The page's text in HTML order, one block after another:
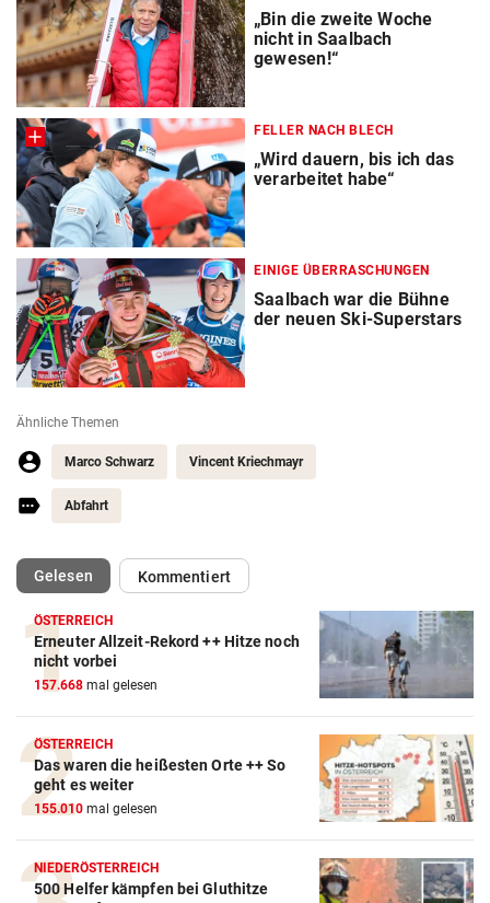
„Bin die zweite Woche
nicht in Saalbach
gewesen!“
FELLER NACH BLECH
„Wird dauern, bis ich das
verarbeitet habe“
EINIGE ÜBERRASCHUNGEN
Saalbach war die Bühne
der neuen Ski-Superstars
Ähnliche Themen
Marco Schwarz Vincent Kriechmayr
Abfahrt
Gelesen(ausgewählt)Kommentiert
ÖSTERREICH
Erneuter Allzeit-Rekord ++ Hitze noch
nicht vorbei
157.668 mal gelesen
ÖSTERREICH
Das waren die heißesten Orte ++ So
geht es weiter
155.010 mal gelesen
NIEDERÖSTERREICH
500 Helfer kämpfen bei Gluthitze
Action-Cam Vergleich
Crosstrainer Vergleich
ZUM VERGLEICH
ZUM VERGLEICH